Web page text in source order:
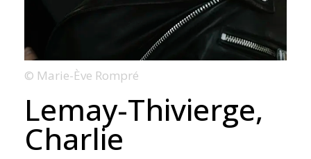
© Marie-Ève Rompré
Lemay-Thivierge,
Charlie